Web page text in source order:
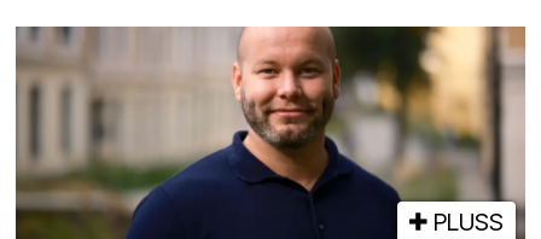
PLUSS